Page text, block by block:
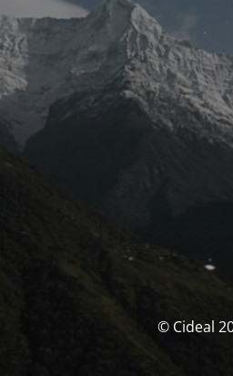
© Cideal